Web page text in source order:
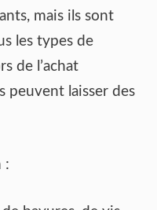
mais ils sont
les types de
de l’achat
peuvent laisser des
: